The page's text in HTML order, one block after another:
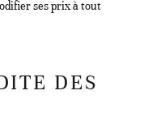
ses prix à tout
DES